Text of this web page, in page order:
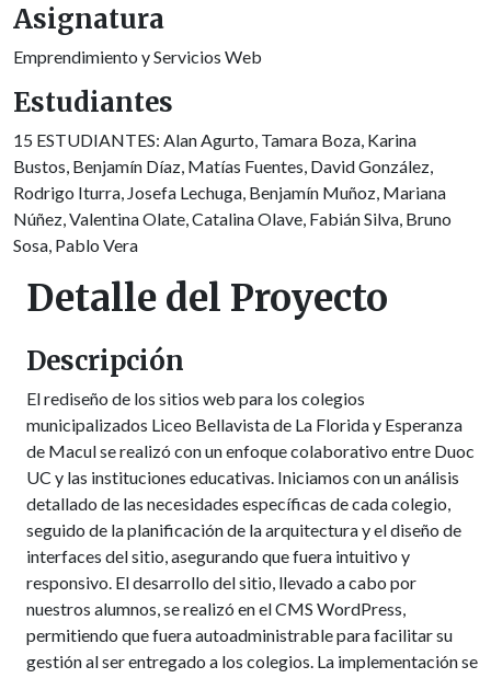
Asignatura
Emprendimiento y Servicios Web
Estudiantes
15 ESTUDIANTES: Alan Agurto, Tamara Boza, Karina
Bustos, Benjamín Díaz, Matías Fuentes, David González,
Rodrigo Iturra, Josefa Lechuga, Benjamín Muñoz, Mariana
Núñez, Valentina Olate, Catalina Olave, Fabián Silva, Bruno
Sosa, Pablo Vera
Detalle del Proyecto
Descripción
El rediseño de los sitios web para los colegios
municipalizados Liceo Bellavista de La Florida y Esperanza
de Macul se realizó con un enfoque colaborativo entre Duoc
UC y las instituciones educativas. Iniciamos con un análisis
detallado de las necesidades específicas de cada colegio,
seguido de la planificación de la arquitectura y el diseño de
interfaces del sitio, asegurando que fuera intuitivo y
responsivo. El desarrollo del sitio, llevado a cabo por
nuestros alumnos, se realizó en el CMS WordPress,
permitiendo que fuera autoadministrable para facilitar su
gestión al ser entregado a los colegios. La implementación se